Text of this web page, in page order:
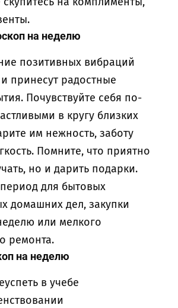
на неделю
позитивных вибраций
принесут радостные
Почувствуйте себя по-
в кругу близких
им нежность, заботу
Помните, что приятно
но и дарить подарки.
для бытовых
домашних дел, закупки
или мелкого
ремонта.
на неделю
в учебе